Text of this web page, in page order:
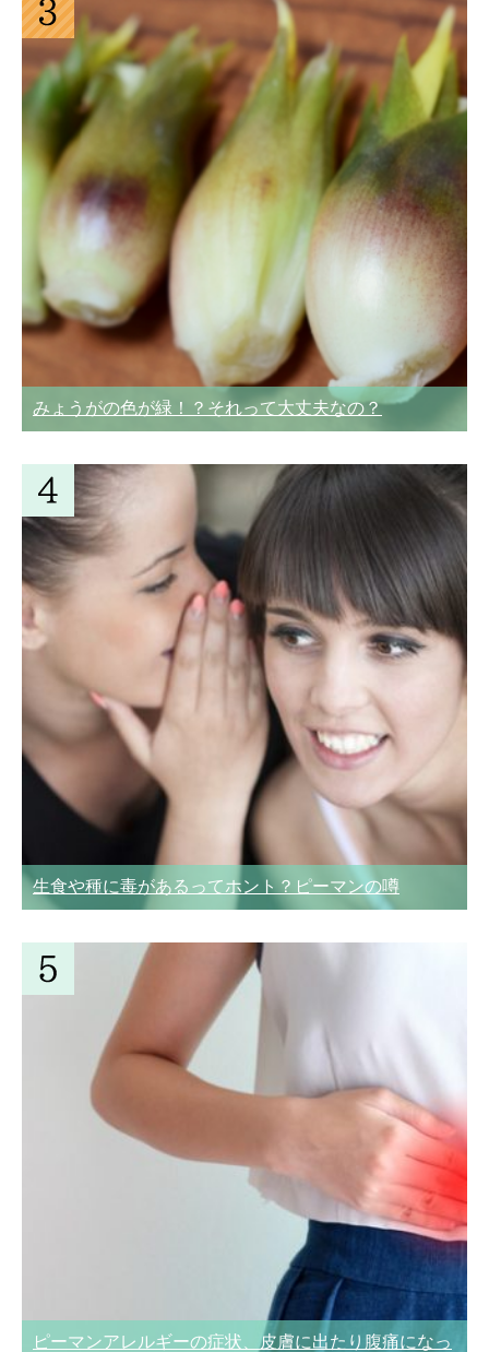
みょうがの色が緑！？それって大丈夫なの？
生食や種に毒があるってホント？ピーマンの噂
ピーマンアレルギーの症状、皮膚に出たり腹痛になっ